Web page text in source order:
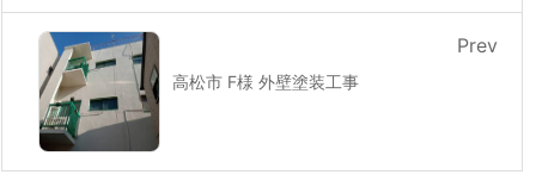
高松市 F様 外壁塗装工事
Prev